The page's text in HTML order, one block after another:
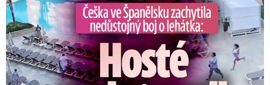
Češka ve Španělsku natočila nedůstojný boj o lehátka